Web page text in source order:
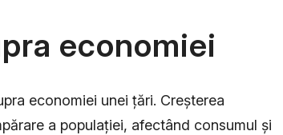
economiei
economiei unei țări. Creșterea
a populației, afectând consumul și